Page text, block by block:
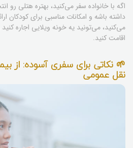
اگه با خانواده سفر می‌کنید، بهتره هتلی رو
داشته باشه و امکانات مناسبی برای کودکان
می‌کنید، می‌تونید یه خونه ویلایی اجاره
اقامت کنید.
🌱 نکاتی برای سفری آسوده: از
نقل عمومی